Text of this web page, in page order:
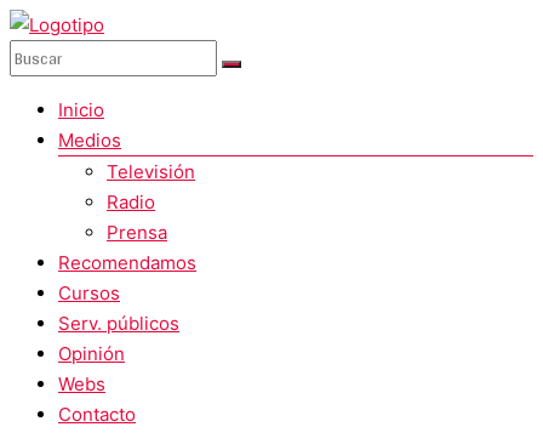
Saltar
al
contenido
Paco
Quintana
información,
entretenimiento
español
Menú
Inicio
Medios
Televisión
Radio
Prensa
Recomendamos
Cursos
Serv. públicos
Opinión
Webs
Contacto